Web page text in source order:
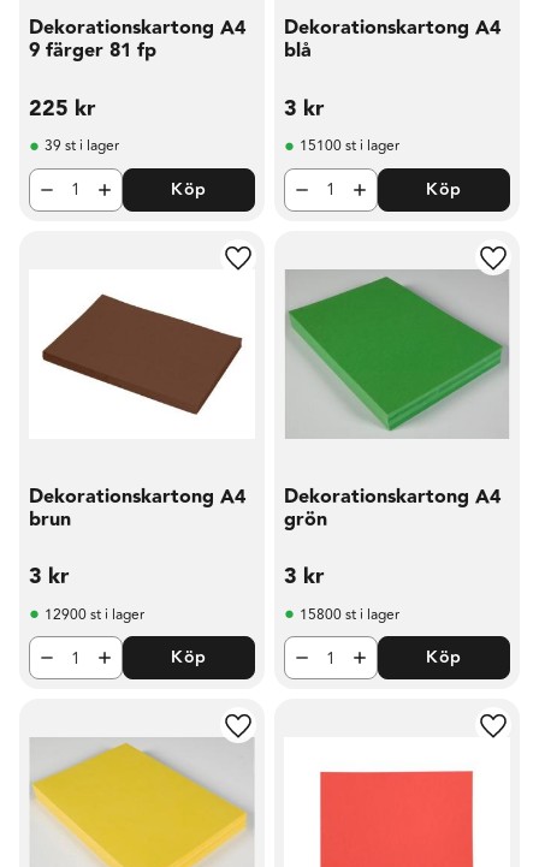
Dekorationskartong A4
9 färger 81 fp
225 kr
39 st i lager
Köp
Dekorationskartong A4
blå
3 kr
15100 st i lager
Köp
Dekorationskartong A4
brun
3 kr
Lägg till i favoriter
12900 st i lager
Köp
Dekorationskartong A4
grön
3 kr
15800 st i lager
Köp
Lägg till i favoriter